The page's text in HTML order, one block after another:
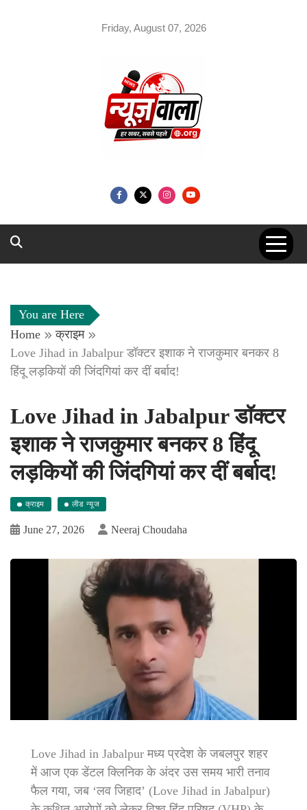
Friday, August 07, 2026
You are Here
Home
क्राइम
Love Jihad in Jabalpur डॉक्टर इशाक ने राजकुमार बनकर 8
हिंदू लड़कियों की जिंदगियां कर दीं बर्बाद!
Love Jihad in Jabalpur डॉक्टर
इशाक ने राजकुमार बनकर 8 हिंदू
लड़कियों की जिंदगियां कर दीं बर्बाद!
क्राइम लीड न्यूज
June 27, 2026 Neeraj Choudaha
Love Jihad in Jabalpur मध्य प्रदेश के जबलपुर शहर
में आज एक डेंटल क्लिनिक के अंदर उस समय भारी तनाव
फैल गया, जब ‘लव जिहाद’ (Love Jihad in Jabalpur)